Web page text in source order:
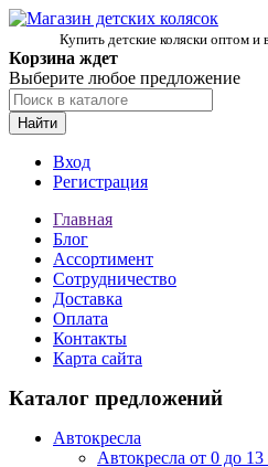
Купить детские коляски оптом
Корзина ждет
Выберите любое предложение
Найти
Вход
Регистрация
Главная
Блог
Ассортимент
Сотрудничество
Доставка
Оплата
Контакты
Карта сайта
Каталог предложений
Автокресла
Автокресла от 0 до